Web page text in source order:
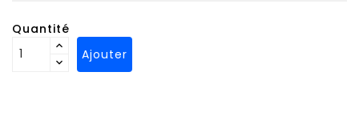
Quantité
Ajouter